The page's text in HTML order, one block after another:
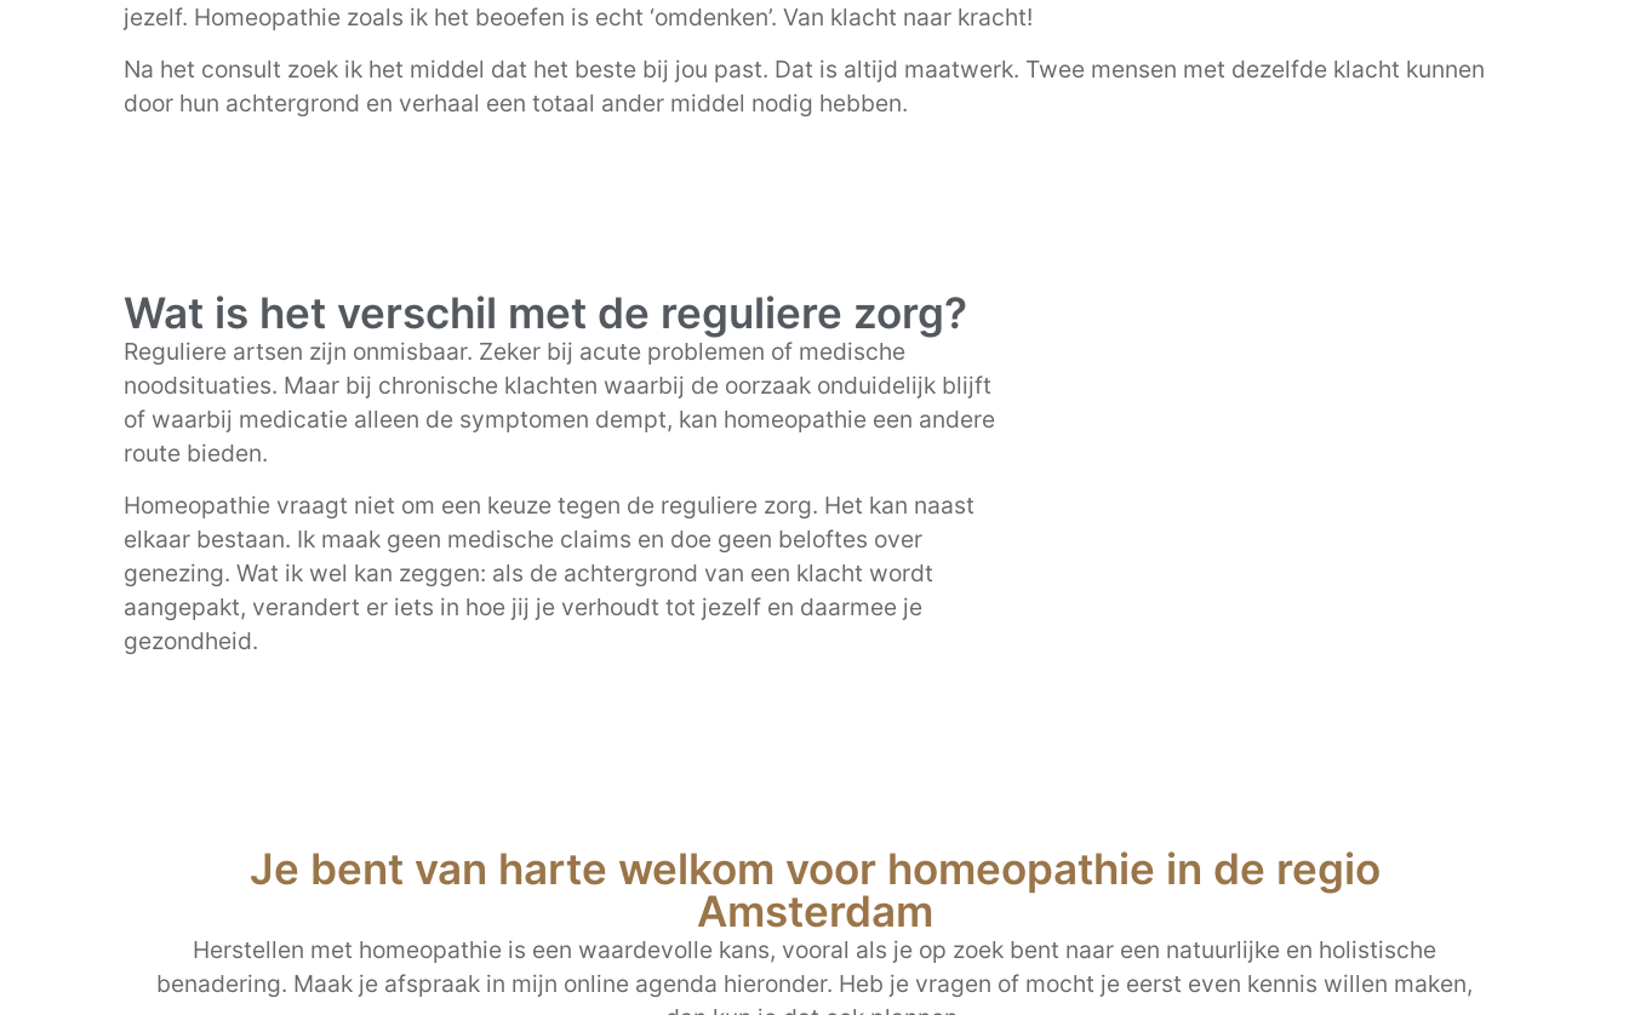
jezelf. Homeopathie zoals ik het beoefen is echt ‘omdenken’. Van klacht naar kracht!
Na het consult zoek ik het middel dat het beste bij jou past. Dat is altijd maatwerk. Twee mensen met dezelfde klacht kunnen
door hun achtergrond en verhaal een totaal ander middel nodig hebben.
Wat is het verschil met de reguliere zorg?
Reguliere artsen zijn onmisbaar. Zeker bij acute problemen of medische
noodsituaties. Maar bij chronische klachten waarbij de oorzaak onduidelijk blijft
of waarbij medicatie alleen de symptomen dempt, kan homeopathie een andere
route bieden.
Homeopathie vraagt niet om een keuze tegen de reguliere zorg. Het kan naast
elkaar bestaan. Ik maak geen medische claims en doe geen beloftes over
genezing. Wat ik wel kan zeggen: als de achtergrond van een klacht wordt
aangepakt, verandert er iets in hoe jij je verhoudt tot jezelf en daarmee je
gezondheid.
Je bent van harte welkom voor homeopathie in de regio
Amsterdam
Herstellen met homeopathie is een waardevolle kans, vooral als je op zoek bent naar een natuurlijke en holistische
benadering. Maak je afspraak in mijn online agenda hieronder. Heb je vragen of mocht je eerst even kennis willen maken,